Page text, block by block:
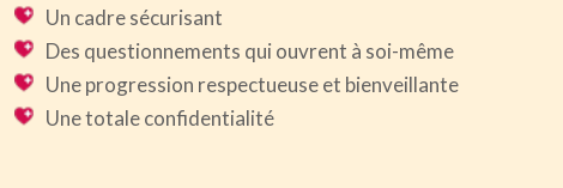
Un cadre sécurisant
Des questionnements qui ouvrent à soi-même
Une progression respectueuse et bienveillante
Une totale confidentialité